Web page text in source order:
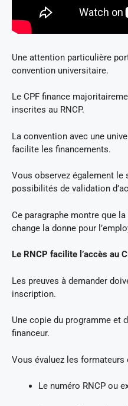
Une attention particulière
convention universitaire.
Le CPF finance
inscrites au RNCP.
La convention avec une
facilite les financements.
Vous observez également
possibilités de validation
Ce paragraphe montre que
change la donne pour
Le RNCP facilite l’accès au
Les preuves à demander
inscription.
Une copie du programme et
financeur.
Vous évaluez les formateurs
Le numéro RNCP ou